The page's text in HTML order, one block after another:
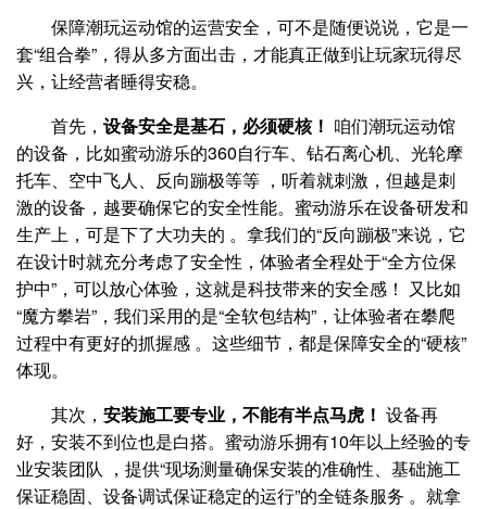
保障潮玩运动馆的运营安全，可不是随便说说，它是一
套“组合拳”，得从多方面出击，才能真正做到让玩家玩得尽
兴，让经营者睡得安稳。
首先， 设备安全是基石，必须硬核！ 咱们潮玩运动馆
的设备，比如蜜动游乐的360自行车、钻石离心机、光轮摩
托车、空中飞人、反向蹦极等等 ，听着就刺激，但越是刺
激的设备，越要确保它的安全性能。蜜动游乐在设备研发和
生产上，可是下了大功夫的 。拿我们的“反向蹦极”来说，它
在设计时就充分考虑了安全性，体验者全程处于“全方位保
护中”，可以放心体验，这就是科技带来的安全感！ 又比如
“魔方攀岩”，我们采用的是“全软包结构”，让体验者在攀爬
过程中有更好的抓握感 。这些细节，都是保障安全的“硬核”
体现。
其次， 安装施工要专业，不能有半点马虎！ 设备再
好，安装不到位也是白搭。蜜动游乐拥有10年以上经验的专
业安装团队 ，提供“现场测量确保安装的准确性、基础施工
保证稳固、设备调试保证稳定的运行”的全链条服务 。就拿